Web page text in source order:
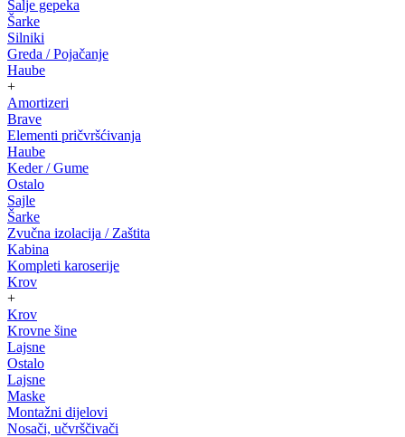
Salje gepeka
Šarke
Silniki
Greda / Pojačanje
Haube
+
Amortizeri
Brave
Elementi pričvršćivanja
Haube
Keder / Gume
Ostalo
Sajle
Šarke
Zvučna izolacija / Zaštita
Kabina
Kompleti karoserije
Krov
+
Krov
Krovne šine
Lajsne
Ostalo
Lajsne
Maske
Montažni dijelovi
Nosači, učvrščivači